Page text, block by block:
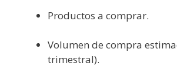
Productos a comprar.
Volumen de compra
trimestral).